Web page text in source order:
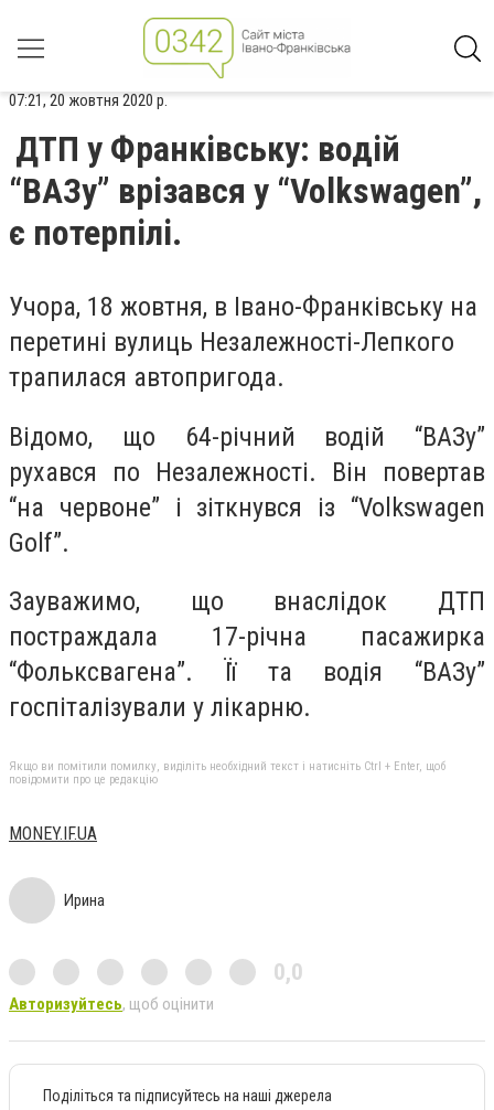
07:21, 20 жовтня 2020 р.
ДТП у Франківську: водій
“ВАЗу” врізався у “Volkswagen”,
є потерпілі.
Учора, 18 жовтня, в Івано-Франківську на
перетині вулиць Незалежності-Лепкого
трапилася автопригода.
Відомо, що 64-річний водій “ВАЗу”
рухався по Незалежності. Він повертав
“на червоне” і зіткнувся із “Volkswagen
Golf”.
Зауважимо, що внаслідок ДТП
постраждала 17-річна пасажирка
“Фольксвагена”. Її та водія “ВАЗу”
госпіталізували у лікарню.
Якщо ви помітили помилку, виділіть необхідний текст і натисніть Ctrl + Enter, щоб
повідомити про це редакцію
MONEY.IF.UA
Ирина
0,0
Авторизуйтесь, щоб оцінити
Поділіться та підписуйтесь на наші джерела